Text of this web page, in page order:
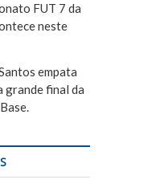
FUT 7 da
neste
empata
grande final da